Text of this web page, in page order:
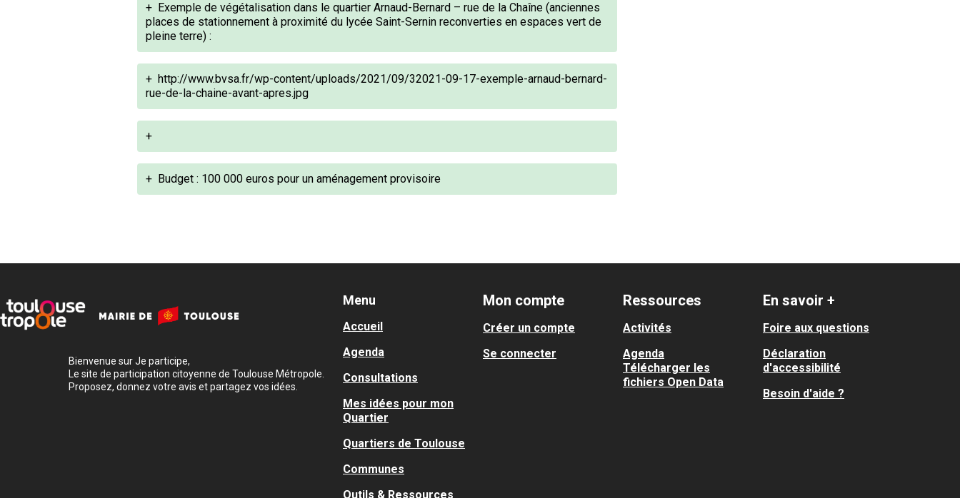
+ Exemple de végétalisation dans le quartier Arnaud-Bernard – rue de la Chaîne (anciennes
places de stationnement à proximité du lycée Saint-Sernin reconverties en espaces vert de
pleine terre) :
+ http://www.bvsa.fr/wp-content/uploads/2021/09/32021-09-17-exemple-arnaud-bernard-
rue-de-la-chaine-avant-apres.jpg
+
+ Budget : 100 000 euros pour un aménagement provisoire
Bienvenue sur Je participe,
Le site de participation citoyenne de Toulouse Métropole.
Proposez, donnez votre avis et partagez vos idées.
Menu
Accueil
Agenda
Consultations
Mes idées pour mon
Quartier
Quartiers de Toulouse
Communes
Outils & Ressources
Mon compte
Créer un compte
Se connecter
Ressources
Activités
Agenda
Télécharger les
fichiers Open Data
En savoir +
Foire aux questions
Déclaration
d'accessibilité
Besoin d'aide ?